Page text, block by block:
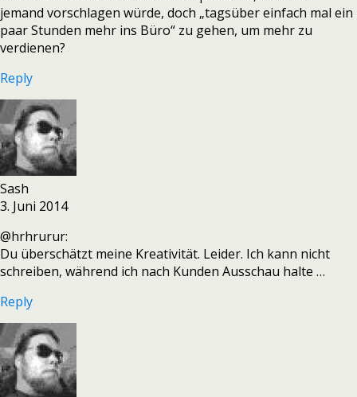
jemand vorschlagen würde, doch „tagsüber einfach mal ein
paar Stunden mehr ins Büro“ zu gehen, um mehr zu
verdienen?
Reply
Sash
3. Juni 2014
@hrhrurur:
Du überschätzt meine Kreativität. Leider. Ich kann nicht
schreiben, während ich nach Kunden Ausschau halte …
Reply